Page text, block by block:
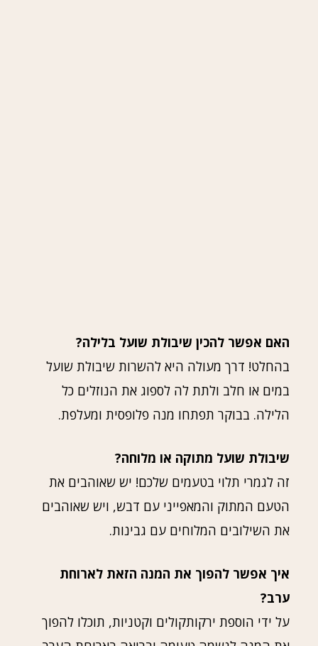
האם אפשר להכין שיבולת שועל בלילה?
בהחלט! דרך מעולה היא להשרות שיבולת שועל
במים או חלב ולתת לה לספוג את הנוזלים כל
הלילה. בבוקר תפתחו מנה פלופסית ומעלפת.
שיבולת שועל מתוקה או מלוחה?
זה לגמרי תלוי בטעמים שלכם! יש שאוהבים את
הטעם המתוק והמאפייני עם דבש, ויש שאוהבים
את השילובים המלוחים עם גבינות.
איך אפשר להפוך את המנה הזאת לארוחת
ערב?
על ידי הוספת ירקותקולים וקטניות, תוכלו להפוך